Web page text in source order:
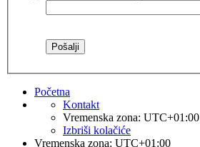
Početna
Kontakt
Vremenska zona: UTC+01:00
Izbriši kolačiće
Vremenska zona: UTC+01:00